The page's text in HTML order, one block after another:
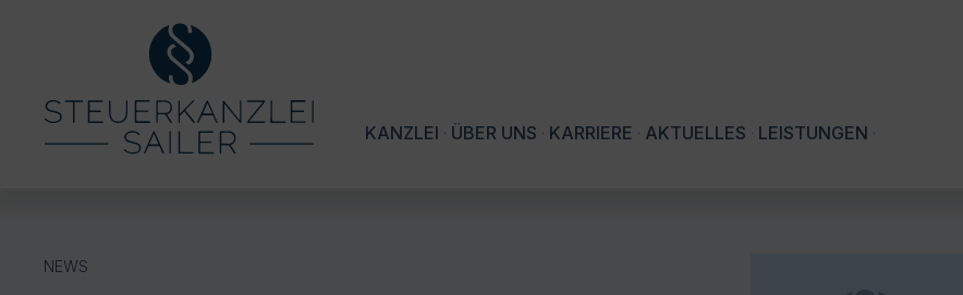
KANZLEI ÜBER UNS KARRIERE AKTUELLES LEISTUNGEN
NEWS